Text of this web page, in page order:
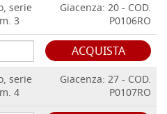
serie
3
Giacenza: 20 - COD.
P0106RO
ACQUISTA
serie
4
Giacenza: 27 - COD.
P0107RO